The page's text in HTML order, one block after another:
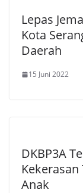
Lepas
Kota
Daerah
15 Juni 2022
DKBP3A
Anak